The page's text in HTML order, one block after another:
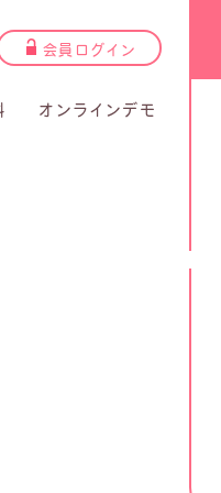
会員ログイン
オンラインデモ